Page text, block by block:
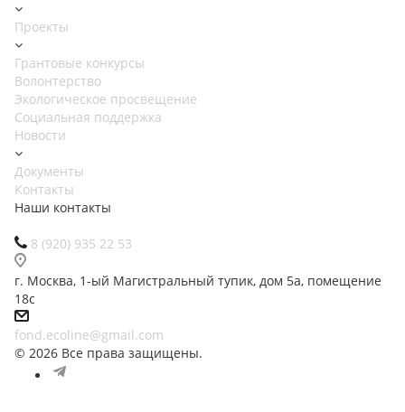
Проекты
Грантовые конкурсы
Волонтерство
Экологическое просвещение
Социальная поддержка
Новости
Документы
Контакты
Наши контакты
8 (920) 935 22 53
г. Москва, 1-ый Магистральный тупик, дом 5а, помещение
18с
fond.ecoline@gmail.com
© 2026 Все права защищены.